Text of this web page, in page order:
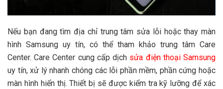
Nếu bạn đang tìm địa chỉ trung tâm sửa lỗi hoặc thay màn
hình Samsung uy tín, có thể tham khảo trung tâm Care
Center. Care Center cung cấp dịch sửa điện thoại Samsung
uy tín, xử lý nhanh chóng các lỗi phần mềm, phần cứng hoặc
màn hình hiển thị. Thiết bị sẽ được kiểm tra kỹ lưỡng để xác